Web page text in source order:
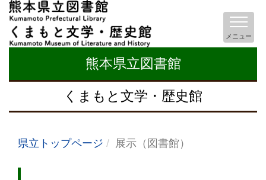
熊本県立図書館
くまもと文学・歴史館
メニュー
県立トップページ 展示（図書館）